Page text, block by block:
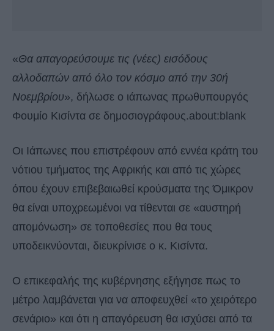
«Θα απαγορεύσουμε τις (νέες) εισόδους
αλλοδαπών από όλο τον κόσμο από την 30ή
Νοεμβρίου», δήλωσε ο ιάπωνας πρωθυπουργός
Φουμίο Κισίντα σε δημοσιογράφους.about:blank
Οι Ιάπωνες που επιστρέφουν από εννέα κράτη του
νότιου τμήματος της Αφρικής και από τις χώρες
όπου έχουν επιβεβαιωθεί κρούσματα της Όμικρον
θα είναι υποχρεωμένοι να τίθενται σε «αυστηρή
απομόνωση» σε τοποθεσίες που θα τους
υποδεικνύονται, διευκρίνισε ο κ. Κισίντα.
Ο επικεφαλής της κυβέρνησης εξήγησε πως το
μέτρο λαμβάνεται για να αποφευχθεί «το χειρότερο
σενάριο» και ότι η απαγόρευση θα ισχύσει από τα